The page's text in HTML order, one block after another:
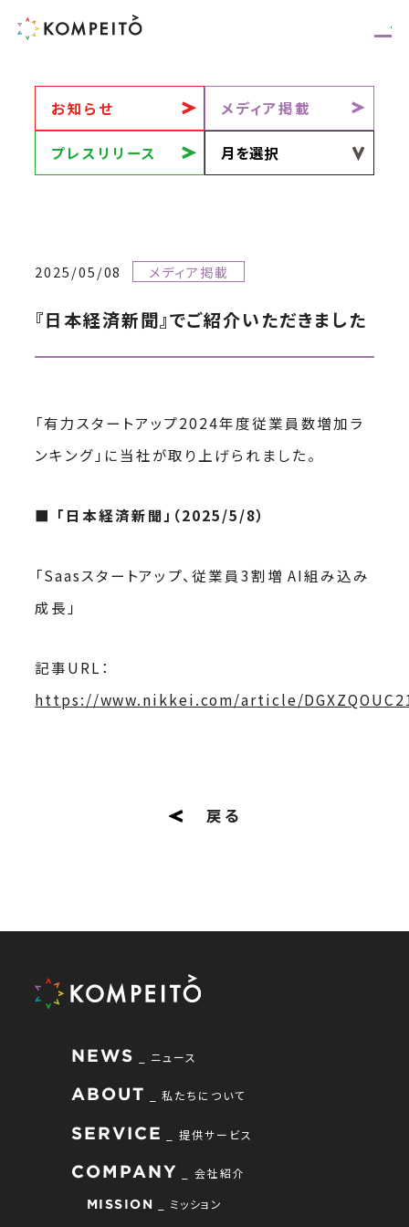
お知らせ メディア掲載
プレスリリース
2025/05/08 メディア掲載
『日本経済新聞』でご紹介いただきました
「有力スタートアップ2024年度従業員数増加ラ
ンキング」に当社が取り上げられました。
■ 「日本経済新聞」（2025/5/8）
「Saasスタートアップ、従業員3割増 AI組み込み
成長」
記事URL：
https://www.nikkei.com/article/
戻る
NEWS ニュース
ABOUT 私たちについて
SERVICE 提供サービス
COMPANY 会社紹介
MISSION ミッション